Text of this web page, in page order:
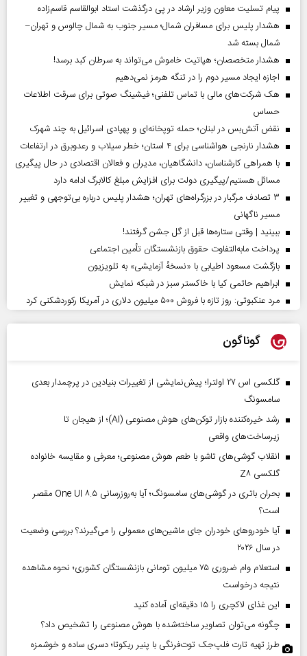
پیام تسلیت معاون وزیر ارشاد در پی درگذشت استاد ابوالقاسم قاسم‌زاده
هشدار پلیس برای مسافران شمال؛ مسیر جنوب به شمال چالوس و تهران–
شمال بسته شد
هشدار متخصصان؛ هپاتیت خاموش می‌تواند به سرطان کبد برسد!
اجازه ایجاد مسیر دوم را در تنگه هرمز نمی‌دهیم
هک شرکت‌های مالی با تماس تلفنی؛ فیشینگ صوتی برای سرقت اطلاعات
حساس
نقض آتش‌بس در لبنان؛ حمله توپخانه‌ای و پهپادی اسرائیل به چند شهرک
هشدار نارنجی هواشناسی برای ۴ استان؛ خطر سیلاب و رعدوبرق در ارتفاعات
با همراهی کارشناسان، دانشگاهیان، مدیران و فعالان اقتصادی در حال پیگیری
مسائل هستیم/پیگیری دولت برای افزایش مبلغ کالابرگ ادامه دارد
۳ تصادف مرگبار در بزرگراه‌های تهران؛ هشدار پلیس درباره بی‌توجهی و تغییر
مسیر ناگهانی
ببینید | وقتی ستاره‌ها قبل از گل جشن گرفتند!
پرداخت مابه‌التفاوت حقوق بازنشستگان تأمین اجتماعی
بازگشت مسعود اطیابی با «نسخهٔ آزمایشی» به تلویزیون
ابراهیم حاتمی کیا با خاکستر سبز در شبکه نمایش
مرد عنکبوتی: روز تازه با فروش ۵۰۰ میلیون دلاری در آمریکا رکوردشکنی کرد
گوناگون
گلکسی اس ۲۷ اولترا؛ پیش‌نمایشی از تغییرات بنیادین در پرچمدار بعدی
سامسونگ
رشد خیره‌کننده بازار توکن‌های هوش مصنوعی (AI)؛ از هیجان تا
زیرساخت‌های واقعی
انقلاب گوشی‌های تاشو‌ با طعم هوش مصنوعی؛ معرفی و مقایسه خانواده
گلکسی Z۸
بحران باتری در گوشی‌های سامسونگ؛ آیا به‌روزرسانی One UI ۸.۵ مقصر
است؟
آیا خودروهای خودران جای ماشین‌های معمولی را می‌گیرند؟ بررسی وضعیت
در سال ۲۰۲۶
استعلام وام ضروری ۷۵ میلیون تومانی بازنشستگان کشوری؛ نحوه مشاهده
نتیجه درخواست
این غذای لاکچری را ۱۵ دقیقه‌ای آماده کنید
چگونه می‌توان تصاویر ساخته‌شده با هوش مصنوعی را تشخیص داد؟
طرز تهیه تارت فلپ‌جک توت‌فرنگی با پنیر ریکوتا؛ دسری ساده و خوشمزه